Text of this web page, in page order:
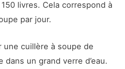
livres. Cela correspond à
par jour.
une cuillère à soupe de
dans un grand verre d’eau.